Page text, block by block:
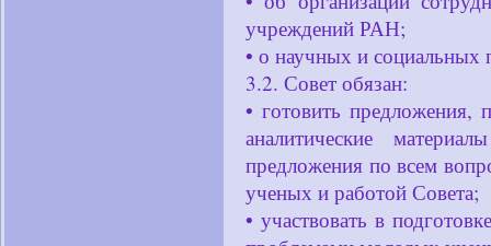
учреждений РАН;
• о научных и
3.2. Совет обязан:
• готовить
аналитические
предложения по всем
ученых и работой Совета;
• участвовать в